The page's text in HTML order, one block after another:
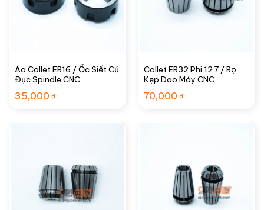
Áo Collet ER16 / Ốc Siết Củ
Đục Spindle CNC
35,000 ₫
Collet ER32 Phi 12.7 / Rọ
Kẹp Dao Máy CNC
70,000 ₫